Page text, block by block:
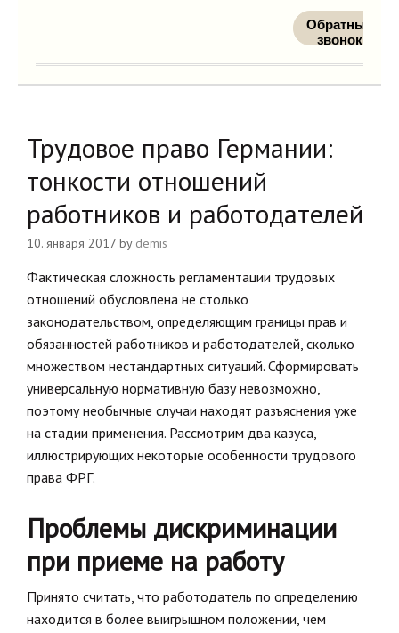
Обратный
звонок
Трудовое право Германии:
тонкости отношений
работников и работодателей
10. января 2017 by demis
Фактическая сложность регламентации трудовых
отношений обусловлена не столько
законодательством, определяющим границы прав и
обязанностей работников и работодателей, сколько
множеством нестандартных ситуаций. Сформировать
универсальную нормативную базу невозможно,
поэтому необычные случаи находят разъяснения уже
на стадии применения. Рассмотрим два казуса,
иллюстрирующих некоторые особенности трудового
права ФРГ.
Проблемы дискриминации
при приеме на работу
Принято считать, что работодатель по определению
находится в более выигрышном положении, чем